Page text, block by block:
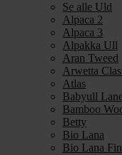
Se alle Uld
Alpaca 2
Alpaca 3
Alpakka Ull
Aran Tweed
Arwetta
Atlas
Babyull
Bamboo
Betty
Bio Lana
Bio Lana